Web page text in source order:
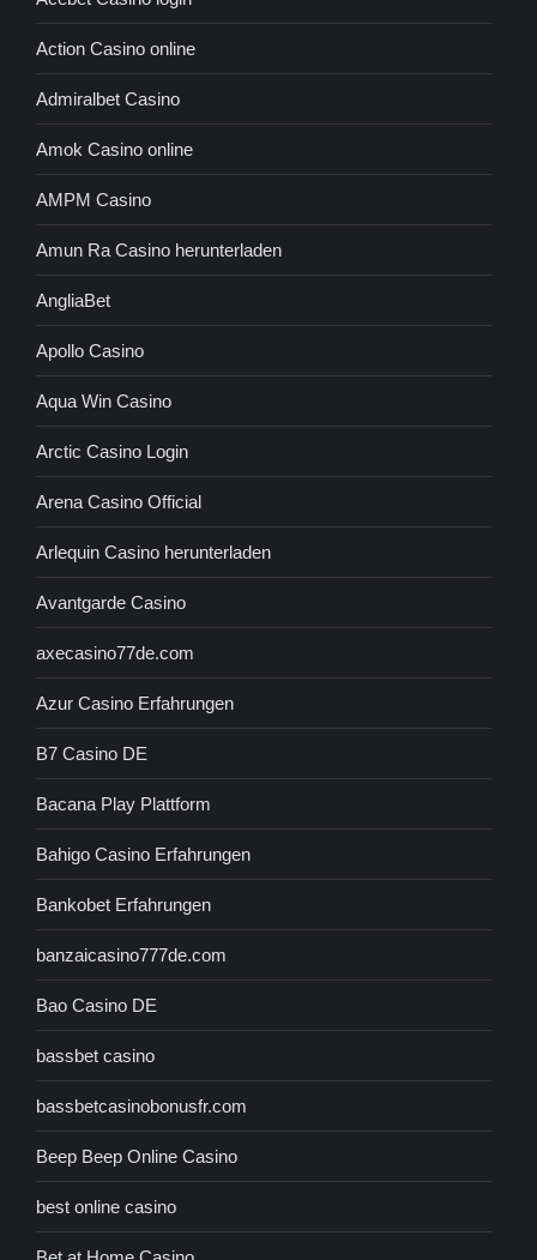
Action Casino online
Admiralbet Casino
Amok Casino online
AMPM Casino
Amun Ra Casino herunterladen
AngliaBet
Apollo Casino
Aqua Win Casino
Arctic Casino Login
Arena Casino Official
Arlequin Casino herunterladen
Avantgarde Casino
axecasino77de.com
Azur Casino Erfahrungen
B7 Casino DE
Bacana Play Plattform
Bahigo Casino Erfahrungen
Bankobet Erfahrungen
banzaicasino777de.com
Bao Casino DE
bassbet casino
bassbetcasinobonusfr.com
Beep Beep Online Casino
best online casino